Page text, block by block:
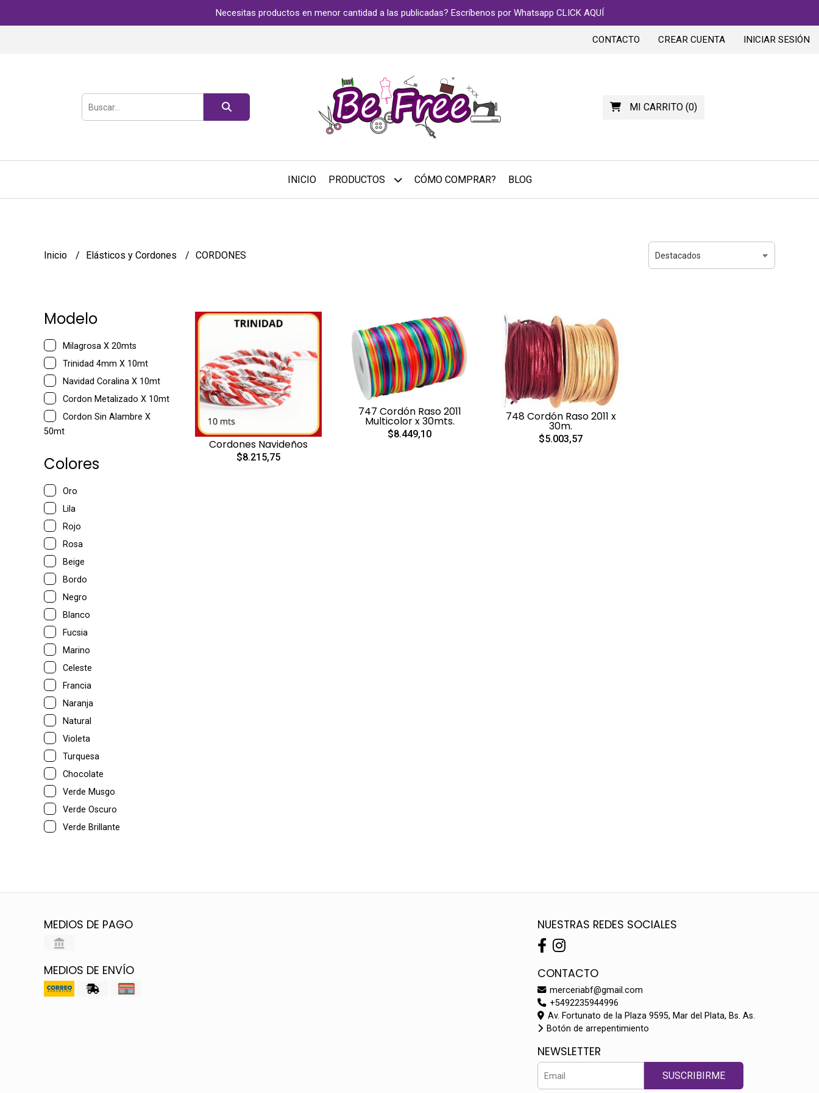
Necesitas productos en menor cantidad a las publicadas? Escríbenos por Whatsapp CLICK AQUÍ
CONTACTO CREAR CUENTA INICIAR SESIÓN
MI CARRITO(0)
INICIO PRODUCTOS CÓMO COMPRAR? BLOG
Inicio Elásticos y Cordones CORDONES
Modelo
Milagrosa X 20mts
Trinidad 4mm X 10mt
Navidad Coralina X 10mt
Cordon Metalizado X 10mt
Cordon Sin Alambre X
50mt
Colores
Oro
Lila
Rojo
Rosa
Beige
Bordo
Negro
Blanco
Fucsia
Marino
Celeste
Francia
Naranja
Natural
Violeta
Turquesa
Chocolate
Verde Musgo
Verde Oscuro
Verde Brillante
Cordones Navideños
$8.215,75
747 Cordón Raso 2011
Multicolor x 30mts.
$8.449,10
748 Cordón Raso 2011 x
30m.
$5.003,57
MEDIOS DE PAGO
MEDIOS DE ENVÍO
NUESTRAS REDES SOCIALES
CONTACTO
merceriabf@gmail.com
+5492235944996
Av. Fortunato de la Plaza 9595, Mar del Plata, Bs. As.
Botón de arrepentimiento
NEWSLETTER
SUSCRIBIRME